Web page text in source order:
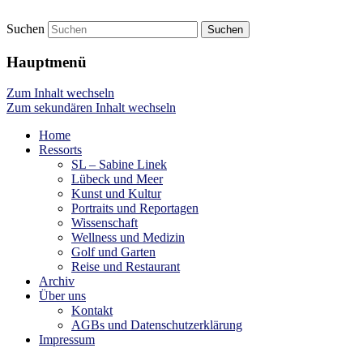
netzpool
Presse Lübeck
Suchen
Hauptmenü
Zum Inhalt wechseln
Zum sekundären Inhalt wechseln
Home
Ressorts
SL – Sabine Linek
Lübeck und Meer
Kunst und Kultur
Portraits und Reportagen
Wissenschaft
Wellness und Medizin
Golf und Garten
Reise und Restaurant
Archiv
Über uns
Kontakt
AGBs und Datenschutzerklärung
Impressum